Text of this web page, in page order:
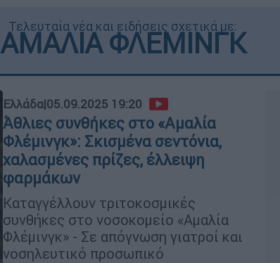
Τελευταία νέα και ειδήσεις σχετικά με:
ΑΜΑΛΙΑ ΦΛΕΜΙΝΓΚ
Ελλάδα|05.09.2025 19:20
Άθλιες συνθήκες στο «Αμαλία
Φλέμινγκ»: Σκισμένα σεντόνια,
χαλασμένες πρίζες, έλλειψη
φαρμάκων
Καταγγέλλουν τριτοκοσμικές
συνθήκες στο νοσοκομείο «Αμαλία
Φλέμινγκ» - Σε απόγνωση γιατροί και
νοσηλευτικό προσωπικό